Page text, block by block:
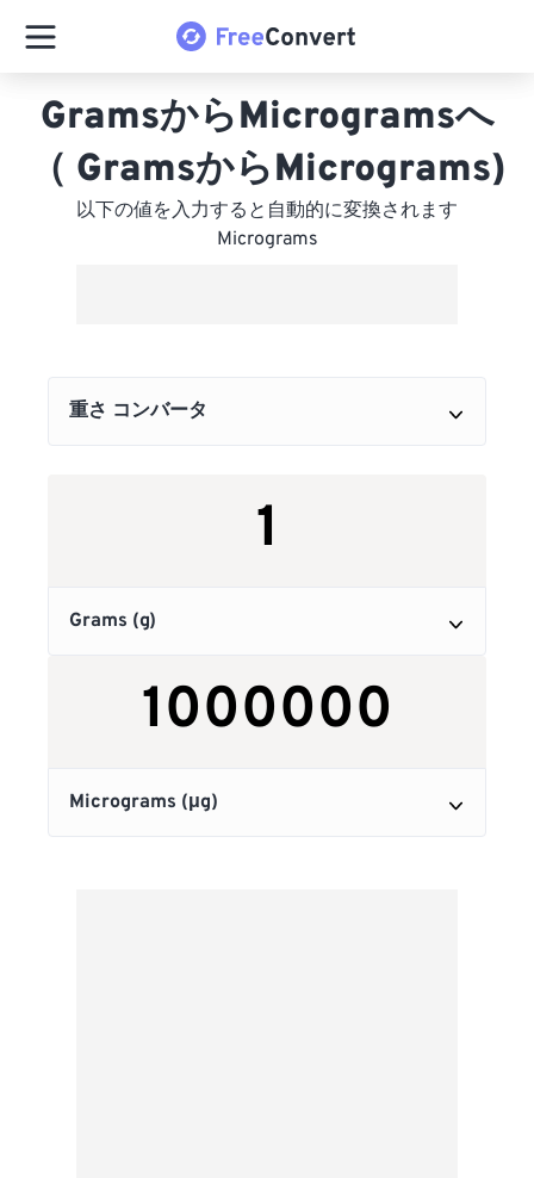
GramsからMicrogramsへ
（ GramsからMicrograms)
以下の値を入力すると自動的に変換されます
Micrograms